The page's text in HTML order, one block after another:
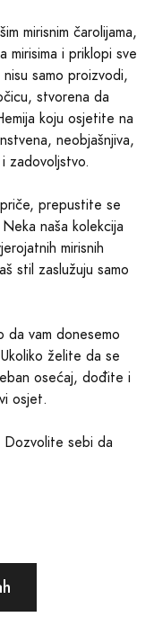
mirisnim čarolijama,
mirisima i priklopi sve
samo proizvodi,
stvorena da
koju osjetite na
neobjašnjiva,
zadovoljstvo.
prepustite se
naša kolekcija
mirisnih
stil zaslužuju samo
da vam donesemo
želite da se
osećaj, dođite i
osjet.
sebi da